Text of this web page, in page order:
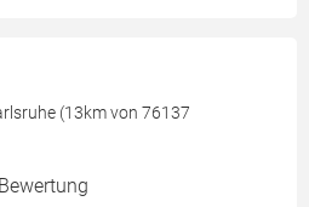
(13km von 76137